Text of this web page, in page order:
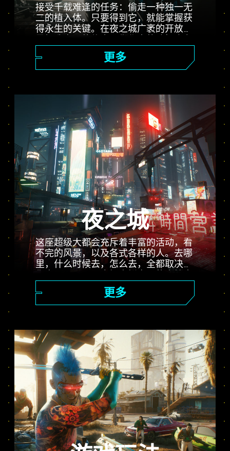
接受千载难逢的任务：偷走一种独一无
二的植入体。只要得到它，就能掌握获
得永生的关键。在夜之城广袤的开放世
右剧情的走向，影响周遭人物。完成各
种委托，从前途无量的雇佣兵一步步成
为传说中的赛博朋克。而那个人人趋之
的秘密？
更多
夜之城
这座超级大都会充斥着丰富的活动，看
不完的风景，以及各式各样的人。去哪
里，什么时候去，怎么去，全都取决于
厦，到一望无际的恶土乡郊，夜之城充
满了等待玩家发现的惊喜。
更多